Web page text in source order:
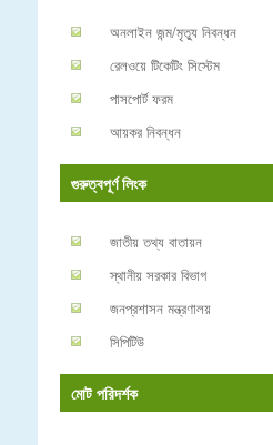
অনলাইন জন্ম/মৃত্যু নিবন্ধন
রেলওয়ে টিকেটিং সিস্টেম
পাসপোর্ট ফরম
আয়কর নিবন্ধন
গুরুত্বপূর্ণ লিংক
জাতীয় তথ্য বাতায়ন
স্থানীয় সরকার বিভাগ
জনপ্রশাসন মন্ত্রণালয়
সিপিটিউ
মোট পরিদর্শক